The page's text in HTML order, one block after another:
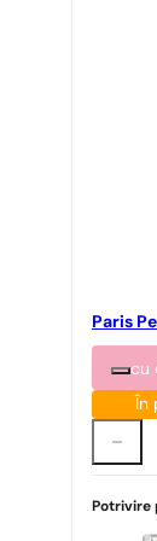
Paris
cu
În
Potrivire